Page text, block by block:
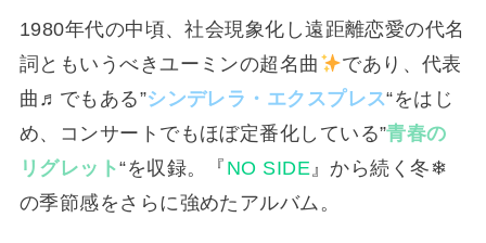
1980年代の中頃、社会現象化し遠距離恋愛の代名
詞ともいうべきユーミンの超名曲
であり、代表
曲♬でもある”シンデレラ・エクスプレス“をはじ
め、コンサートでもほぼ定番化している”青春の
リグレット“を収録。『 NO SIDE』から続く冬❄
の季節感をさらに強めたアルバム。